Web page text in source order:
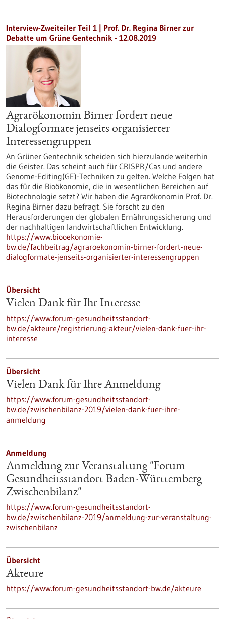
Interview-Zweiteiler Teil 1 | Prof. Dr. Regina Birner zur
Debatte um Grüne Gentechnik - 12.08.2019
Agrarökonomin Birner fordert neue
Dialogformate jenseits organisierter
Interessengruppen
An Grüner Gentechnik scheiden sich hierzulande weiterhin
die Geister. Das scheint auch für CRISPR/Cas und andere
Genome-Editing(GE)-Techniken zu gelten. Welche Folgen hat
das für die Bioökonomie, die in wesentlichen Bereichen auf
Biotechnologie setzt? Wir haben die Agrarökonomin Prof. Dr.
Regina Birner dazu befragt. Sie forscht zu den
Herausforderungen der globalen Ernährungssicherung und
der nachhaltigen landwirtschaftlichen Entwicklung.
https://www.biooekonomie-
bw.de/fachbeitrag/agraroekonomin-birner-fordert-neue-
dialogformate-jenseits-organisierter-interessengruppen
Übersicht
Vielen Dank für Ihr Interesse
https://www.forum-gesundheitsstandort-
bw.de/akteure/registrierung-akteur/vielen-dank-fuer-ihr-
interesse
Übersicht
Vielen Dank für Ihre Anmeldung
https://www.forum-gesundheitsstandort-
bw.de/zwischenbilanz-2019/vielen-dank-fuer-ihre-
anmeldung
Anmeldung
Anmeldung zur Veranstaltung "Forum
Gesundheitsstandort Baden-Württemberg –
Zwischenbilanz"
https://www.forum-gesundheitsstandort-
bw.de/zwischenbilanz-2019/anmeldung-zur-veranstaltung-
zwischenbilanz
Übersicht
Akteure
https://www.forum-gesundheitsstandort-bw.de/akteure